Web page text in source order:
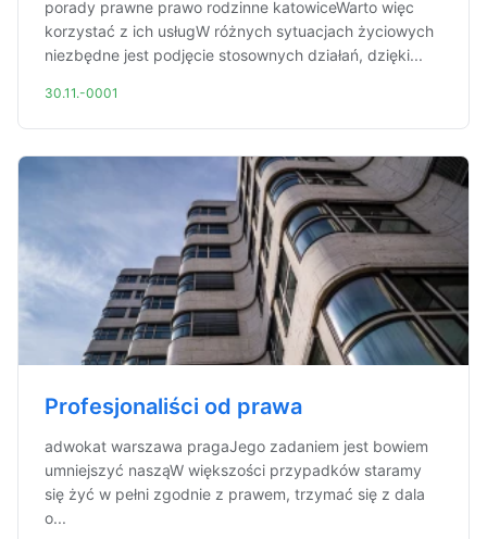
porady prawne prawo rodzinne katowiceWarto więc
korzystać z ich usługW różnych sytuacjach życiowych
niezbędne jest podjęcie stosownych działań, dzięki...
30.11.-0001
Profesjonaliści od prawa
adwokat warszawa pragaJego zadaniem jest bowiem
umniejszyć nasząW większości przypadków staramy
się żyć w pełni zgodnie z prawem, trzymać się z dala
o...